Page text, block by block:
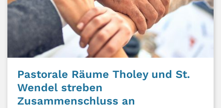
Pastorale Räume Tholey und St.
Wendel streben
Zusammenschluss an